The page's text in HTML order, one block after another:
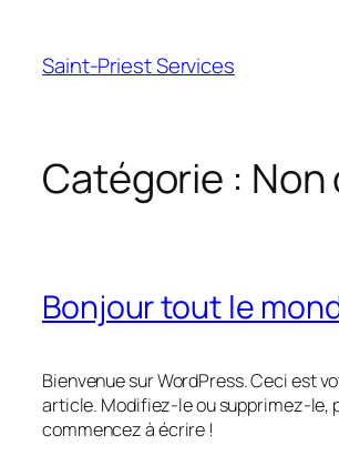
contenu
Saint-Priest Services
Catégorie : Non
Bonjour tout le
Bienvenue sur WordPress. Ceci est
article. Modifiez-le ou supprimez-le,
commencez à écrire !